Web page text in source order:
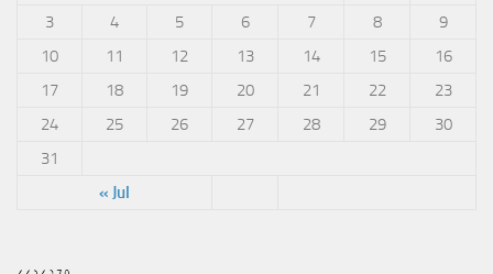
« Jul
3
4 5 6 7 8
9
10
11 12 13 14 15
16
17
18 19 20 21 22
23
24
25 26 27 28 29
30
31